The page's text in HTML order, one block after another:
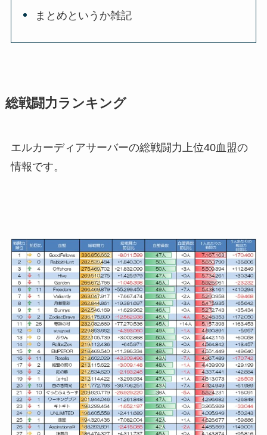
まとめというか雑記
総戦闘力ランキング
エルカーディアサーバーの総戦闘力上位40血盟の
情報です。